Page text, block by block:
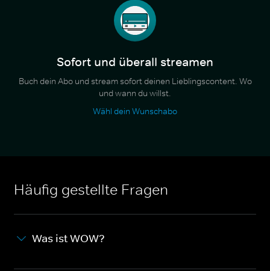
Sofort und überall streamen
Buch dein Abo und stream sofort deinen Lieblingscontent. Wo
und wann du willst.
Wähl dein Wunschabo
Häufig gestellte Fragen
Was ist WOW?